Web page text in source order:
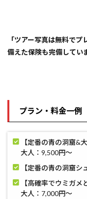
「ツアー写真は無料で
備えた保険も完備してい
プラン・料金一例
【定番の青の洞窟&
大人：9,500円〜
【定番の青の洞窟
【高確率でウミガ
大人：7,000円〜